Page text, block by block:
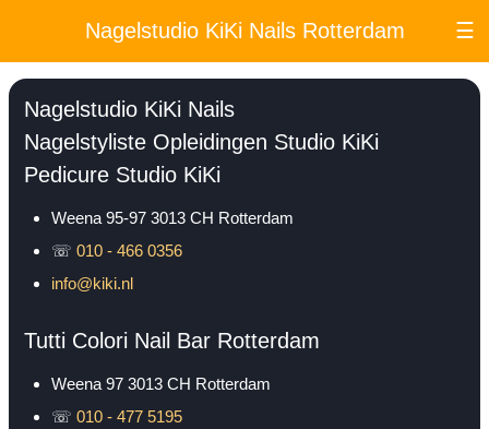
Nagelstudio KiKi Nails Rotterdam ☰
Nagelstudio KiKi Nails
Nagelstyliste Opleidingen Studio KiKi
Pedicure Studio KiKi
Weena 95-97 3013 CH Rotterdam
☏010 - 466 0356
info@kiki.nl
Tutti Colori Nail Bar Rotterdam
Weena 97 3013 CH Rotterdam
☏010 - 477 5195